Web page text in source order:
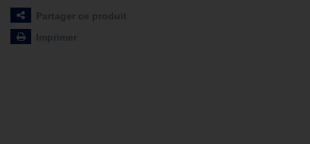
Partager ce produit
Imprimer